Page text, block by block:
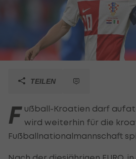
TEILEN
F ußball-Kroatien darf
wird weiterhin für die
Fußballnationalmannschaft